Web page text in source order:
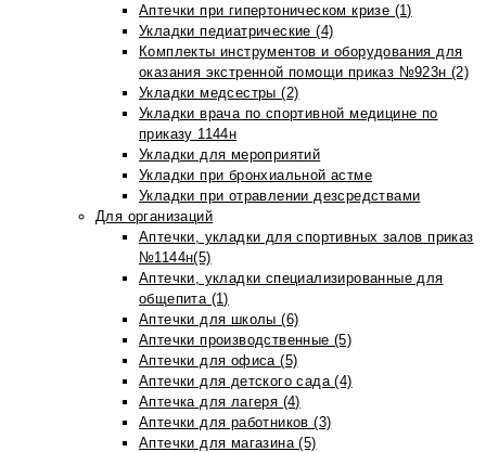
Аптечки при гипертоническом кризе (1)
Укладки педиатрические (4)
Комплекты инструментов и оборудования для
оказания экстренной помощи приказ №923н (2)
Укладки медсестры (2)
Укладки врача по спортивной медицине по
приказу 1144н
Укладки для мероприятий
Укладки при бронхиальной астме
Укладки при отравлении дезсредствами
Для организаций
Аптечки, укладки для спортивных залов приказ
№1144н(5)
Аптечки, укладки специализированные для
общепита (1)
Аптечки для школы (6)
Аптечки производственные (5)
Аптечки для офиса (5)
Аптечки для детского сада (4)
Аптечка для лагеря (4)
Аптечки для работников (3)
Аптечки для магазина (5)